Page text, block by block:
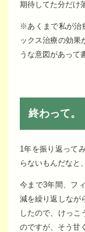
期待してた分だけ
※あくまで私が治
ックス治療の効果
うな意図があって
終わって。
1年を振り返って
らないもんだなと
今まで3年間、フ
減を繰り返しなが
したので、けっこ
のですが、そう甘